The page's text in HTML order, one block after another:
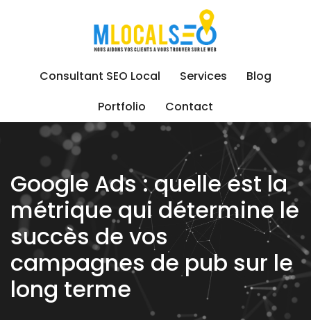
Consultant SEO Local Services
Blog
Portfolio
Contact
Google Ads : quelle est la
métrique qui détermine le
succès de vos
campagnes de pub sur le
long terme